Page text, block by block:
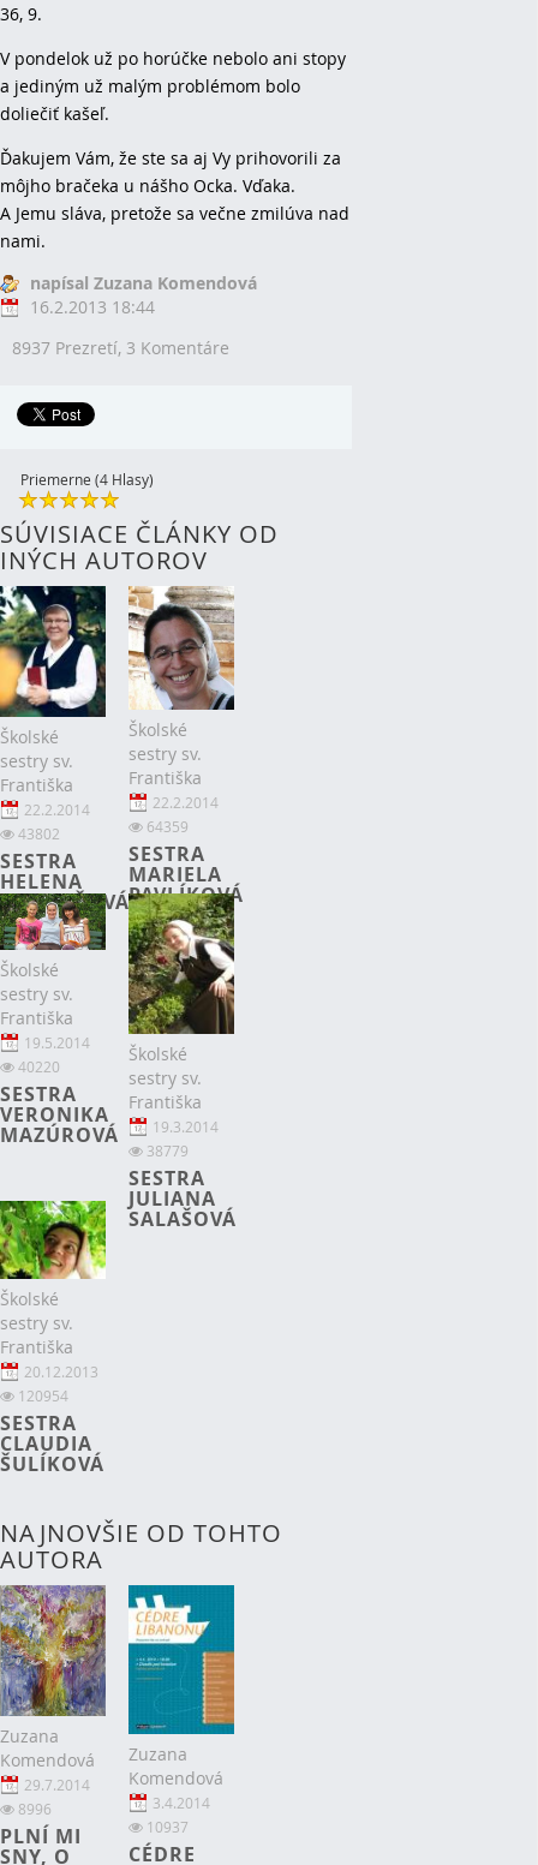
36, 9.
V pondelok už po horúčke nebolo ani stopy
a jediným už malým problémom bolo
doliečiť kašeľ.
Ďakujem Vám, že ste sa aj Vy prihovorili za
môjho bračeka u nášho Ocka. Vďaka.
A Jemu sláva, pretože sa večne zmilúva nad
nami.
napísal Zuzana Komendová
16.2.2013 18:44
8937 Prezretí, 3 Komentáre
Priemerne (4 Hlasy)
SÚVISIACE ČLÁNKY OD
INÝCH AUTOROV
Školské
sestry sv.
Františka
22.2.2014
43802
SESTRA
HELENA
TORKOŠOVÁ
Školské
sestry sv.
Františka
22.2.2014
64359
SESTRA
MARIELA
PAVLÍKOVÁ
Školské
sestry sv.
Františka
19.5.2014
40220
SESTRA
VERONIKA
MAZÚROVÁ
Školské
sestry sv.
Františka
19.3.2014
38779
SESTRA
JULIANA
SALAŠOVÁ
Školské
sestry sv.
Františka
20.12.2013
120954
SESTRA
CLAUDIA
ŠULÍKOVÁ
NAJNOVŠIE OD TOHTO
AUTORA
Zuzana
Komendová
29.7.2014
8996
PLNÍ MI
SNY, O
Zuzana
Komendová
3.4.2014
10937
CÉDRE